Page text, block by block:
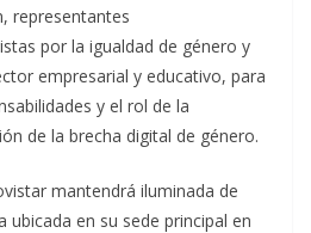
representantes
por la igualdad de género y
empresarial y educativo, para
y el rol de la
de la brecha digital de género.
mantendrá iluminada de
en su sede principal en